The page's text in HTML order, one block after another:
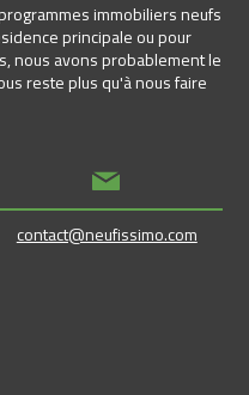
immobiliers neufs
principale ou pour
nous avons probablement le
reste plus qu'à nous faire
contact@neufissimo.com